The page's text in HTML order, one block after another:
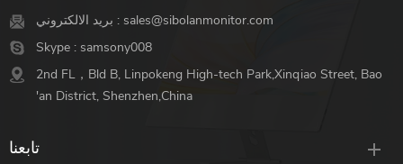
بريد الالكتروني : sales@sibolanmonitor.com
Skype : samsony008
2nd FL，Bld B, Linpokeng High-tech Park,Xinqiao Street, Bao
'an District, Shenzhen,China
تابعنا